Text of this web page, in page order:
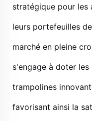
stratégique pour les
leurs portefeuilles
marché en pleine
s'engage à doter
trampolines
favorisant ainsi la